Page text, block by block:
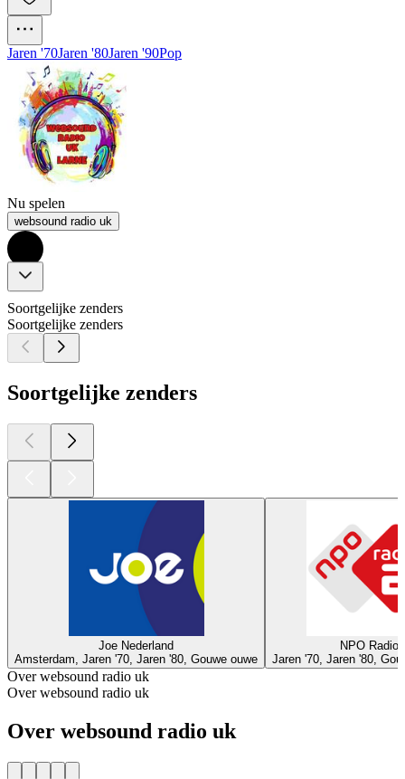
Jaren '70Jaren '80Jaren '90Pop
Nu spelen
websound radio uk
Soortgelijke zenders
Soortgelijke zenders
Soortgelijke zenders
Joe Nederland
Amsterdam, Jaren '70, Jaren '80, Gouwe ouwe
NPO Radio
Jaren '70, Jaren '80,
Over websound radio uk
Over websound radio uk
Over websound radio uk